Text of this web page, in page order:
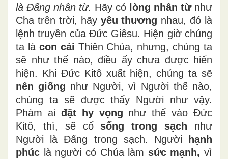
là Đấng nhân từ. Hãy có lòng nhân từnhư
Cha trên trời, hãy yêu thương nhau, đó là
lệnh truyền của Đức Giêsu. Hiện giờ chúng
ta là con cái Thiên Chúa, nhưng, chúng ta
sẽ như thế nào, điều ấy chưa được hiển
hiện. Khi Đức Kitô xuất hiện, chúng ta sẽ
nên giống như Người, vì Người thế nào,
chúng ta sẽ được thấy Người như vậy.
Phàm ai đặt hy vọng như thế vào Đức
Kitô, thì, sẽ cố sống trong sạch như
Người là Đấng trong sạch. Người hạnh
phúc là người có Chúa làm sức mạnh, vì